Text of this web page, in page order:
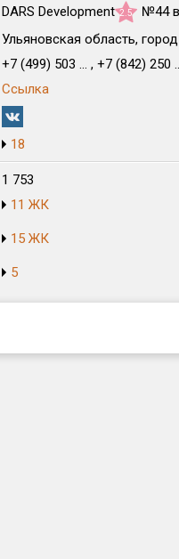
DARS Development 2.5
№44
Ульяновская область,
+7 (499) 503 ... , +7 (842) 250
Ссылка
18
1 753
11 ЖК
15 ЖК
5